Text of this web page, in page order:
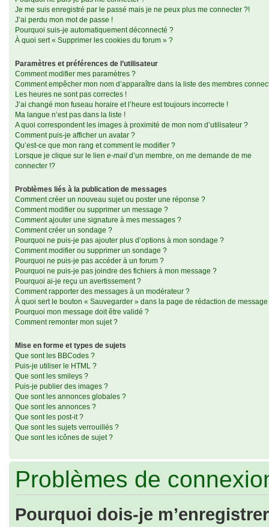
Je me suis enregistré par le passé mais je ne peux plus me connecter ?!
J’ai perdu mon mot de passe !
Pourquoi suis-je automatiquement déconnecté ?
À quoi sert « Supprimer les cookies du forum » ?
Paramètres et préférences de l’utilisateur
Comment modifier mes paramètres ?
Comment empêcher mon nom d’apparaître dans la liste des membres
Les heures ne sont pas correctes !
J’ai changé mon fuseau horaire et l’heure est toujours incorrecte !
Ma langue n’est pas dans la liste !
A quoi correspondent les images à proximité de mon nom d’utilisateur ?
Comment puis-je afficher un avatar ?
Qu’est-ce que mon rang et comment le modifier ?
Lorsque je clique sur le lien e-mail d’un membre, on me demande de me
connecter !?
Problèmes liés à la publication de messages
Comment créer un nouveau sujet ou poster une réponse ?
Comment modifier ou supprimer un message ?
Comment ajouter une signature à mes messages ?
Comment créer un sondage ?
Pourquoi ne puis-je pas ajouter plus d’options à mon sondage ?
Comment modifier ou supprimer un sondage ?
Pourquoi ne puis-je pas accéder à un forum ?
Pourquoi ne puis-je pas joindre des fichiers à mon message ?
Pourquoi ai-je reçu un avertissement ?
Comment rapporter des messages à un modérateur ?
À quoi sert le bouton « Sauvegarder » dans la page de rédaction de message
Pourquoi mon message doit être validé ?
Comment remonter mon sujet ?
Mise en forme et types de sujets
Que sont les BBCodes ?
Puis-je utiliser le HTML ?
Que sont les smileys ?
Puis-je publier des images ?
Que sont les annonces globales ?
Que sont les annonces ?
Que sont les post-it ?
Que sont les sujets verrouillés ?
Que sont les icônes de sujet ?
Problèmes de
Pourquoi dois-je